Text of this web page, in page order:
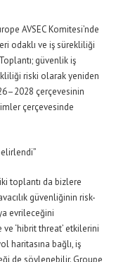
AVSEC Komitesi’nde
odaklı ve iş sürekliliği
Toplantı; güvenlik iş
riski olarak yeniden
çerçevesinin
çerçevesinde
toplantı da bizlere
güvenliğinin risk-
evrileceğini
ve ‘hibritthreat’ etkilerini
haritasına bağlı,iş
de söylenebilir. Groupe